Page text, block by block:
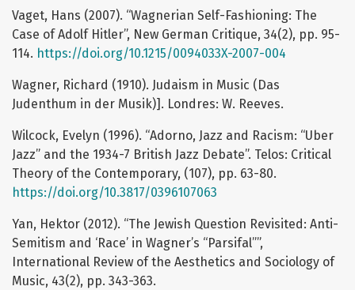
Vaget, Hans (2007). “Wagnerian Self-Fashioning: The
Case of Adolf Hitler”, New German Critique, 34(2), pp. 95-
114. https://doi.org/10.1215/0094033X-2007-004
Wagner, Richard (1910). Judaism in Music (Das
Judenthum in der Musik)]. Londres: W. Reeves.
Wilcock, Evelyn (1996). “Adorno, Jazz and Racism: “Uber
Jazz” and the 1934-7 British Jazz Debate”. Telos: Critical
Theory of the Contemporary, (107), pp. 63-80.
https://doi.org/10.3817/0396107063
Yan, Hektor (2012). “The Jewish Question Revisited: Anti-
Semitism and ‘Race’ in Wagner’s “Parsifal””,
International Review of the Aesthetics and Sociology of
Music, 43(2), pp. 343-363.